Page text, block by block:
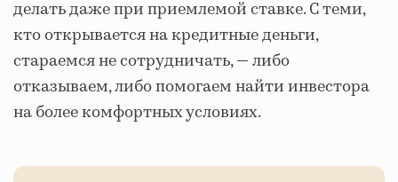
делать даже при приемлемой ставке. С теми,
кто открывается на кредитные деньги,
стараемся не сотрудничать, — либо
отказываем, либо помогаем найти инвестора
на более комфортных условиях.